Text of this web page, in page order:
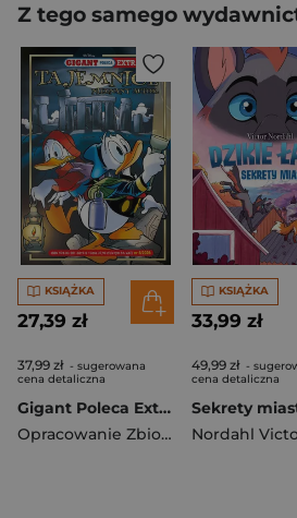
Z tego samego
KSIĄŻKA
27,39 zł
37,99 zł - sugerowana
cena detaliczna
Gigant Poleca Extra. Tom 5/2025. Tajemnice. Nieznany autor
Opracowanie Zbiorowe
KSIĄŻKA
33,99 zł
49,99 zł -
cena detaliczna
Nordahl